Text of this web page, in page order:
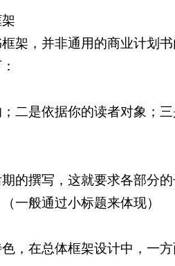
架，并非通用的商业计划
二是依据你的读者对象；
的撰写，这就要求各部分
一般通过小标题来体现）
，在总体框架设计中，一